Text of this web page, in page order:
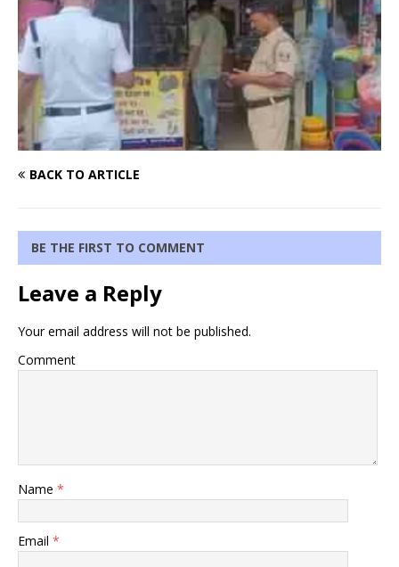
BACK TO ARTICLE
BE THE FIRST TO COMMENT
Leave a Reply
Your email address will not be published.
Comment
Name *
Email *